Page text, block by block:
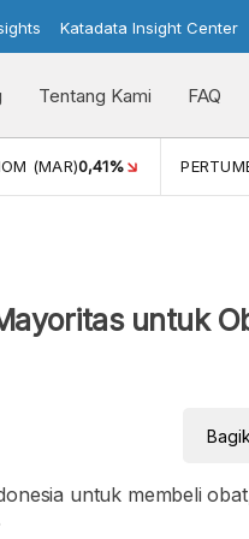
Katadata Insight Center
Tentang Kami FAQ
(MAR)0,41%
untuk
untuk membeli